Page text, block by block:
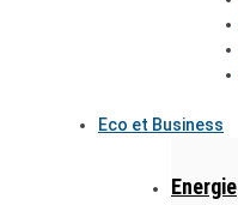
Eco et Business
Energie